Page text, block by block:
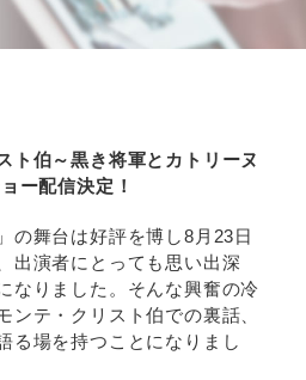
ト伯～黒き将軍とカトリーヌ
ー配信決定！
の舞台は好評を博し8月23日
出演者にとっても思い出深
なりました。そんな興奮の冷
ンテ・クリスト伯での裏話、
る場を持つことになりまし